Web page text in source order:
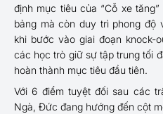
định mục tiêu của “Cỗ xe
bảng mà còn duy trì phong độ
khi bước vào giai đoạn knock-
các học trò giữ sự tập trung tối
hoàn thành mục tiêu đầu tiên.
Với 6 điểm tuyệt đối sau các
Ngà, Đức đang hướng đến cột